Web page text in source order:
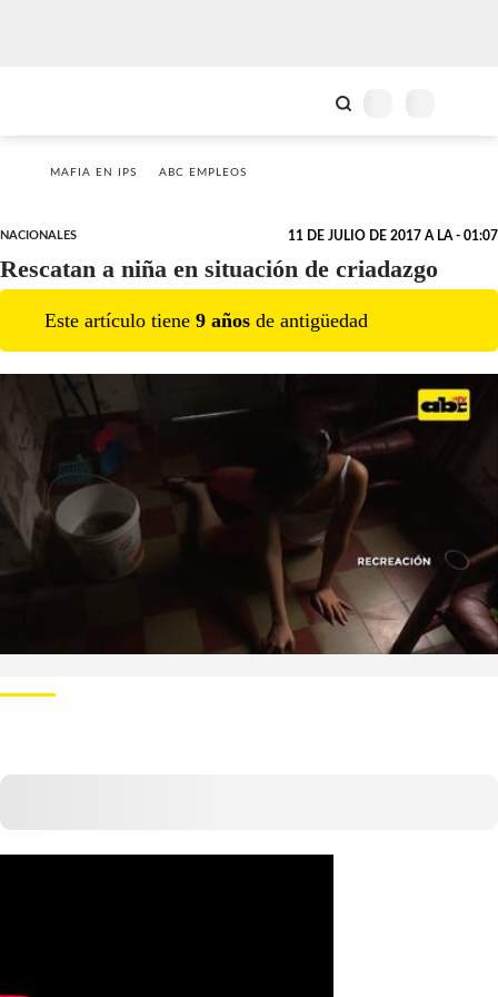
MAFIA EN IPS ABC EMPLEOS
NACIONALES 11 DE JULIO DE 2017 A LA - 01:07
Rescatan a niña en situación de criadazgo
Este artículo tiene 9 años de antigüedad